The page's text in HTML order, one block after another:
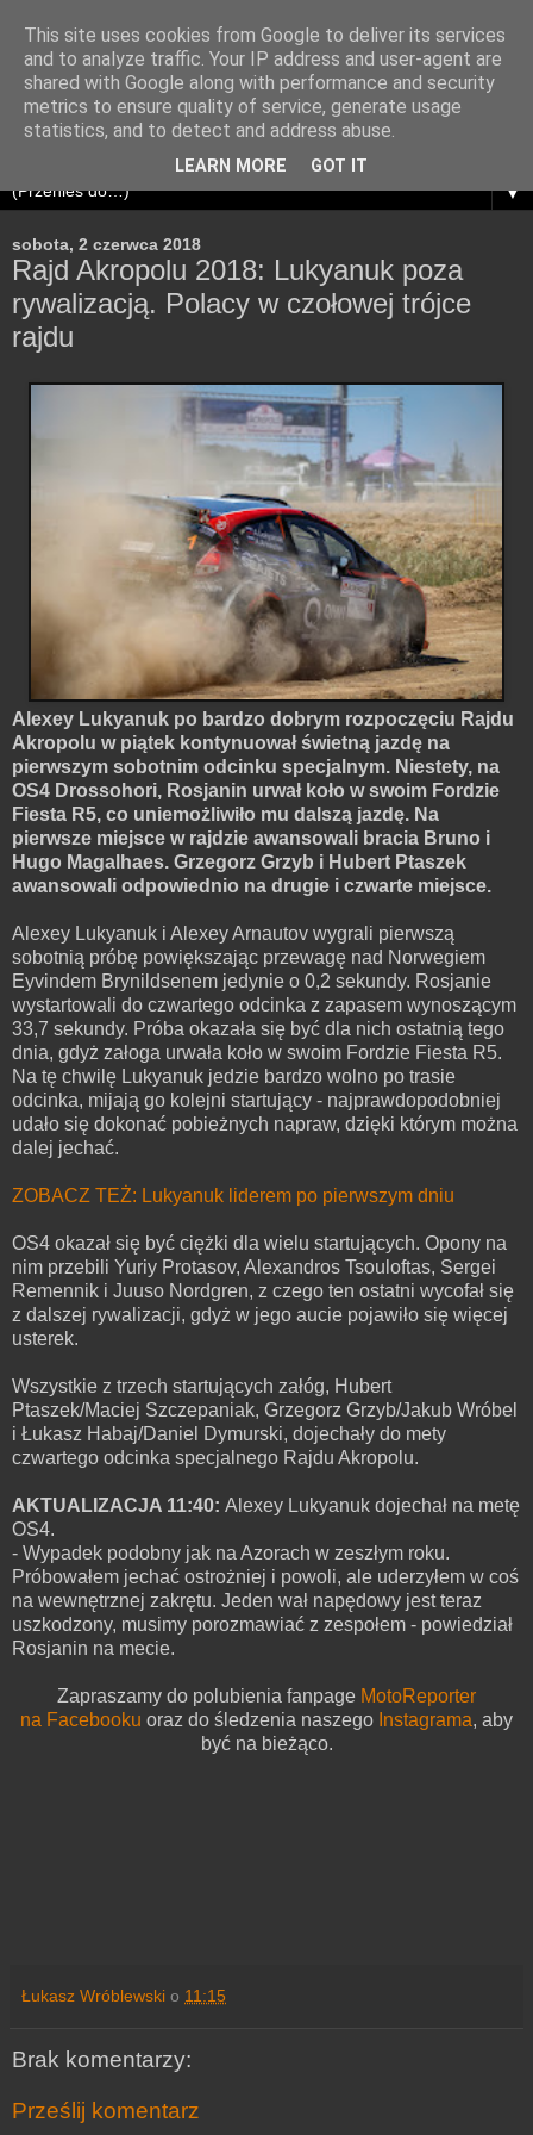
▼
sobota, 2 czerwca 2018
Rajd Akropolu 2018: Lukyanuk poza
rywalizacją. Polacy w czołowej trójce
rajdu
Alexey Lukyanuk po bardzo dobrym rozpoczęciu Rajdu
Akropolu w piątek kontynuował świetną jazdę na
pierwszym sobotnim odcinku specjalnym. Niestety, na
OS4 Drossohori, Rosjanin urwał koło w swoim Fordzie
Fiesta R5, co uniemożliwiło mu dalszą jazdę. Na
pierwsze miejsce w rajdzie awansowali bracia Bruno i
Hugo Magalhaes. Grzegorz Grzyb i Hubert Ptaszek
awansowali odpowiednio na drugie i czwarte miejsce.
Alexey Lukyanuk i Alexey Arnautov wygrali pierwszą
sobotnią próbę powiększając przewagę nad Norwegiem
Eyvindem Brynildsenem jedynie o 0,2 sekundy. Rosjanie
wystartowali do czwartego odcinka z zapasem wynoszącym
33,7 sekundy. Próba okazała się być dla nich ostatnią tego
dnia, gdyż załoga urwała koło w swoim Fordzie Fiesta R5.
Na tę chwilę Lukyanuk jedzie bardzo wolno po trasie
odcinka, mijają go kolejni startujący - najprawdopodobniej
udało się dokonać pobieżnych napraw, dzięki którym można
dalej jechać.
ZOBACZ TEŻ: Lukyanuk liderem po pierwszym dniu
OS4 okazał się być ciężki dla wielu startujących. Opony na
nim przebili Yuriy Protasov, Alexandros Tsouloftas, Sergei
Remennik i Juuso Nordgren, z czego ten ostatni wycofał się
z dalszej rywalizacji, gdyż w jego aucie pojawiło się więcej
usterek.
Wszystkie z trzech startujących załóg, Hubert
Ptaszek/Maciej Szczepaniak, Grzegorz Grzyb/Jakub Wróbel
i Łukasz Habaj/Daniel Dymurski, dojechały do mety
czwartego odcinka specjalnego Rajdu Akropolu.
AKTUALIZACJA 11:40: Alexey Lukyanuk dojechał na metę
OS4.
- Wypadek podobny jak na Azorach w zeszłym roku.
Próbowałem jechać ostrożniej i powoli, ale uderzyłem w coś
na wewnętrznej zakrętu. Jeden wał napędowy jest teraz
uszkodzony, musimy porozmawiać z zespołem - powiedział
Rosjanin na mecie.
Zapraszamy do polubienia fanpage MotoReporter
na Facebooku oraz do śledzenia naszego Instagrama, aby
być na bieżąco.
Łukasz Wróblewski o 11:15
Brak komentarzy:
Prześlij komentarz
This site uses cookies from Google to deliver its services
and to analyze traffic. Your IP address and user-agent are
shared with Google along with performance and security
metrics to ensure quality of service, generate usage
statistics, and to detect and address abuse.
LEARN MORE GOT IT